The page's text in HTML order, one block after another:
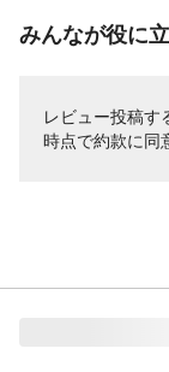
みんなが役に
レビュー投稿す
時点で約款に同